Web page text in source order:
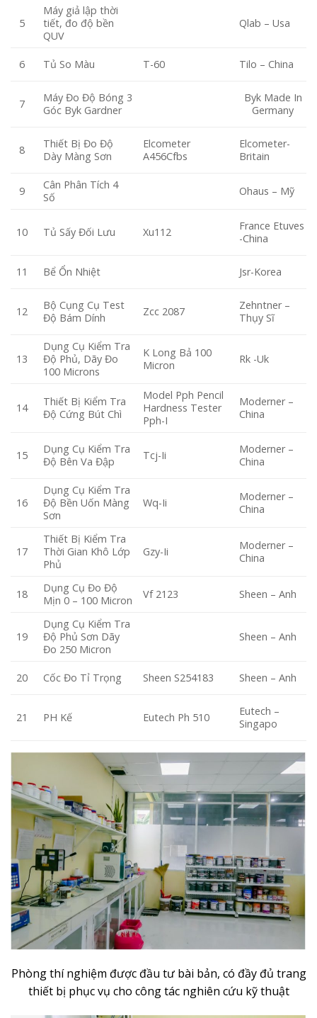
5
Máy giả lập thời
tiết, đo độ bền
QUV
Qlab – Usa
6 Tủ So Màu T-60 Tilo – China
7
Máy Đo Độ Bóng 3
Góc Byk Gardner
Byk Made In
Germany
8
Thiết Bị Đo Độ
Dày Màng Sơn
Elcometer
A456Cfbs
Elcometer-
Britain
9
Cân Phân Tích 4
Số
Ohaus – Mỹ
10 Tủ Sấy Đối Lưu Xu112
France Etuves
-China
11 Bể Ổn Nhiệt Jsr-Korea
12
Bộ Cụng Cụ Test
Độ Bám Dính
Zcc 2087
Zehntner –
Thụy Sĩ
13
Dụng Cụ Kiểm Tra
Độ Phủ, Dãy Đo
100 Microns
K Long Bả 100
Micron
Rk -Uk
14
Thiết Bị Kiểm Tra
Độ Cứng Bút Chì
Model Pph Pencil
Hardness Tester
Pph-I
Moderner –
China
15
Dụng Cụ Kiểm Tra
Độ Bên Va Đập
Tcj-Ii
Moderner –
China
16
Dụng Cụ Kiểm Tra
Độ Bền Uốn Màng
Sơn
Wq-Ii
Moderner –
China
17
Thiết Bị Kiểm Tra
Thời Gian Khô Lớp
Phủ
Gzy-Ii
Moderner –
China
18
Dụng Cụ Đo Độ
Mịn 0 – 100 Micron
Vf 2123 Sheen – Anh
19
Dụng Cụ Kiểm Tra
Độ Phủ Sơn Dãy
Đo 250 Micron
Sheen – Anh
20 Cốc Đo Tỉ Trọng Sheen S254183 Sheen – Anh
21 PH Kế Eutech Ph 510
Eutech –
Singapo
Phòng thí nghiệm được đầu tư bài bản, có đầy đủ trang
thiết bị phục vụ cho công tác nghiên cứu kỹ thuật